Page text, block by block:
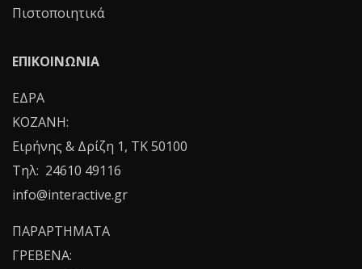
Πιστοποιητικά
ΕΠΙΚΟΙΝΩΝΙΑ
ΕΔΡΑ
ΚΟΖΑΝΗ:
Ειρήνης & Δρίζη 1, ΤΚ 50100
Τηλ: 24610 49116
info@interactive.gr
ΠΑΡΑΡΤΗΜΑΤΑ
ΓΡΕΒΕΝΑ: